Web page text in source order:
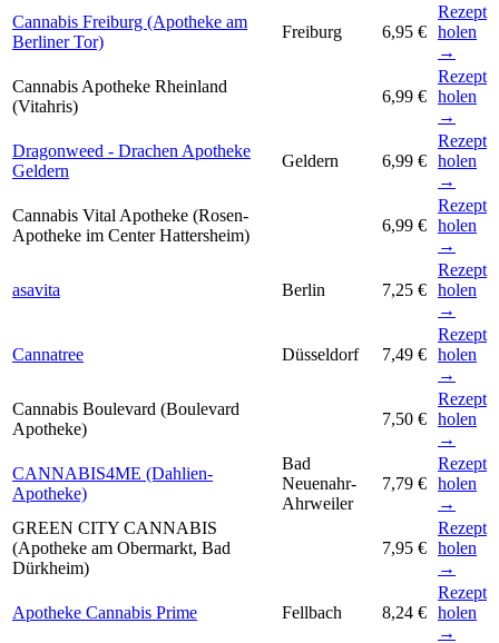
Cannabis Freiburg (Apotheke am
Berliner Tor)
Freiburg 6,95 €
Rezept
holen
→
Cannabis Apotheke Rheinland
(Vitahris)
6,99 €
Rezept
holen
→
Dragonweed - Drachen Apotheke
Geldern
Geldern 6,99 €
Rezept
holen
→
Cannabis Vital Apotheke (Rosen-
Apotheke im Center Hattersheim)
6,99 €
Rezept
holen
→
asavita Berlin 7,25 €
Rezept
holen
→
Cannatree Düsseldorf 7,49 €
Rezept
holen
→
Cannabis Boulevard (Boulevard
Apotheke)
7,50 €
Rezept
holen
→
CANNABIS4ME (Dahlien-
Apotheke)
Bad
Neuenahr-
Ahrweiler
7,79 €
Rezept
holen
→
GREEN CITY CANNABIS
(Apotheke am Obermarkt, Bad
Dürkheim)
7,95 €
Rezept
holen
→
Apotheke Cannabis Prime Fellbach 8,24 €
Rezept
holen
→